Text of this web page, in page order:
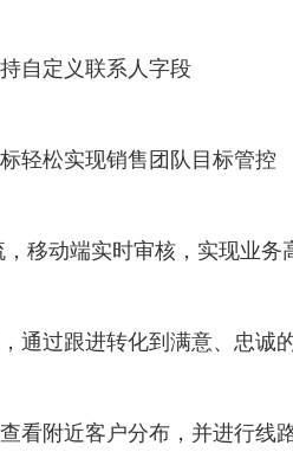
自定义联系人字段
轻松实现销售团队目标管控
移动端实时审核，实现业务
通过跟进转化到满意、忠诚
看附近客户分布，并进行线